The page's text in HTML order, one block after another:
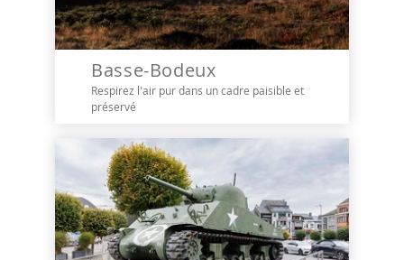
Basse-Bodeux
Respirez l'air pur dans un cadre paisible et
préservé